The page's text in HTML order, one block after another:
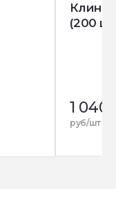
Клин
(200
1 040
руб/шт